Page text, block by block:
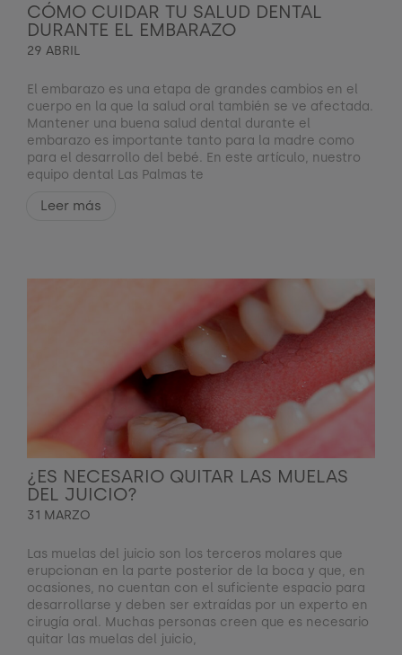
CÓMO CUIDAR TU SALUD DENTAL
DURANTE EL EMBARAZO
29 ABRIL
El embarazo es una etapa de grandes cambios en el
cuerpo en la que la salud oral también se ve afectada.
Mantener una buena salud dental durante el
embarazo es importante tanto para la madre como
para el desarrollo del bebé. En este artículo, nuestro
equipo dental Las Palmas te
Leer más
¿ES NECESARIO QUITAR LAS MUELAS
DEL JUICIO?
31 MARZO
Las muelas del juicio son los terceros molares que
erupcionan en la parte posterior de la boca y que, en
ocasiones, no cuentan con el suficiente espacio para
desarrollarse y deben ser extraídas por un experto en
cirugía oral. Muchas personas creen que es necesario
quitar las muelas del juicio,